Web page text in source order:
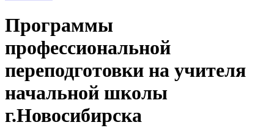
Программы
профессиональной
переподготовки на учителя
начальной школы
г.Новосибирска